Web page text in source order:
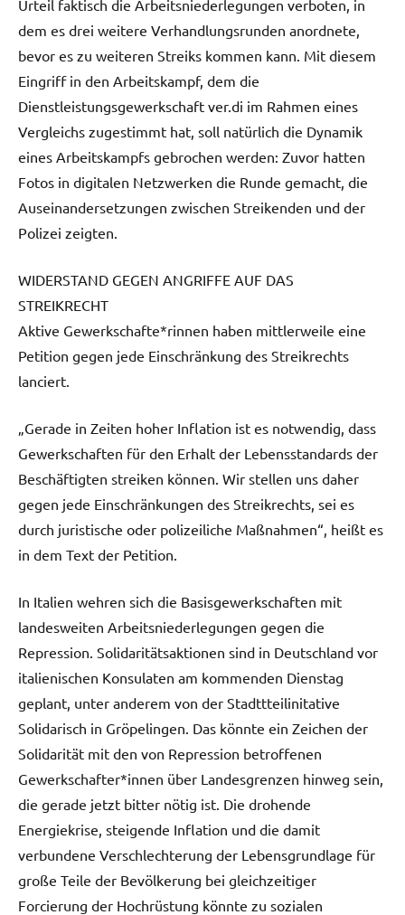
Urteil faktisch die Arbeitsniederlegungen verboten, in
dem es drei weitere Verhandlungsrunden anordnete,
bevor es zu weiteren Streiks kommen kann. Mit diesem
Eingriff in den Arbeitskampf, dem die
Dienstleistungsgewerkschaft ver.di im Rahmen eines
Vergleichs zugestimmt hat, soll natürlich die Dynamik
eines Arbeitskampfs gebrochen werden: Zuvor hatten
Fotos in digitalen Netzwerken die Runde gemacht, die
Auseinandersetzungen zwischen Streikenden und der
Polizei zeigten.
WIDERSTAND GEGEN ANGRIFFE AUF DAS
STREIKRECHT
Aktive Gewerkschafte*rinnen haben mittlerweile eine
Petition gegen jede Einschränkung des Streikrechts
lanciert.
„Gerade in Zeiten hoher Inflation ist es notwendig, dass
Gewerkschaften für den Erhalt der Lebensstandards der
Beschäftigten streiken können. Wir stellen uns daher
gegen jede Einschränkungen des Streikrechts, sei es
durch juristische oder polizeiliche Maßnahmen“, heißt es
in dem Text der Petition.
In Italien wehren sich die Basisgewerkschaften mit
landesweiten Arbeitsniederlegungen gegen die
Repression. Solidaritätsaktionen sind in Deutschland vor
italienischen Konsulaten am kommenden Dienstag
geplant, unter anderem von der Stadttteilinitative
Solidarisch in Gröpelingen. Das könnte ein Zeichen der
Solidarität mit den von Repression betroffenen
Gewerkschafter*innen über Landesgrenzen hinweg sein,
die gerade jetzt bitter nötig ist. Die drohende
Energiekrise, steigende Inflation und die damit
verbundene Verschlechterung der Lebensgrundlage für
große Teile der Bevölkerung bei gleichzeitiger
Forcierung der Hochrüstung könnte zu sozialen